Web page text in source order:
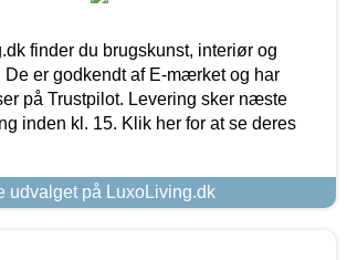
finder du brugskunst, interiør og
De er godkendt af E-mærket og har
på Trustpilot. Levering sker næste
inden kl. 15. Klik her for at se deres
udvalget på LuxoLiving.dk